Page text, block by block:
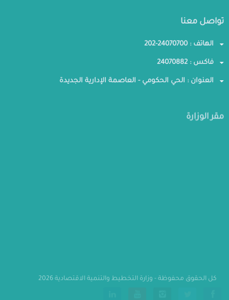
تواصل معنا
الهاتف : 24070700-202
فاكس : 24070882
العنوان : الحي الحكومي - العاصمة الإدارية الجديدة
مقر الوزارة
كل الحقوق محفوظة - وزارة التخطيط والتنمية الاقتصادية 2026